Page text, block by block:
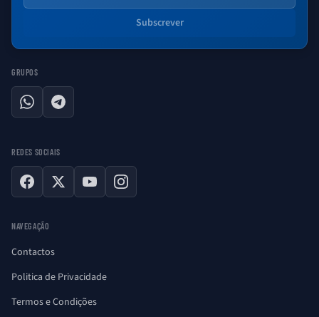
Subscrever
GRUPOS
WhatsAppTelegram
REDES SOCIAIS
Facebook
X YouTubeInstagram
NAVEGAÇÃO
Contactos
Politica de Privacidade
Termos e Condições